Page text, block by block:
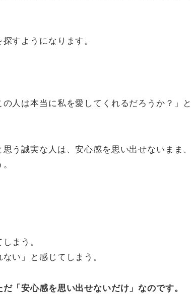
すようになります。
人は本当に私を愛してくれるだろうか？」と
う誠実な人は、安心感を思い出せないまま、
まう。
い」と感じてしまう。
「安心感を思い出せないだけ」なのです。